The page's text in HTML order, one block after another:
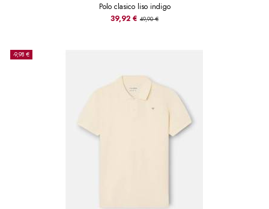
Polo clasico liso indigo
39,92 € 49,90 €
-9,98 €